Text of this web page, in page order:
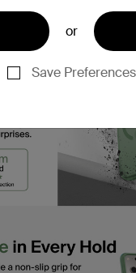
or
Save Preferences